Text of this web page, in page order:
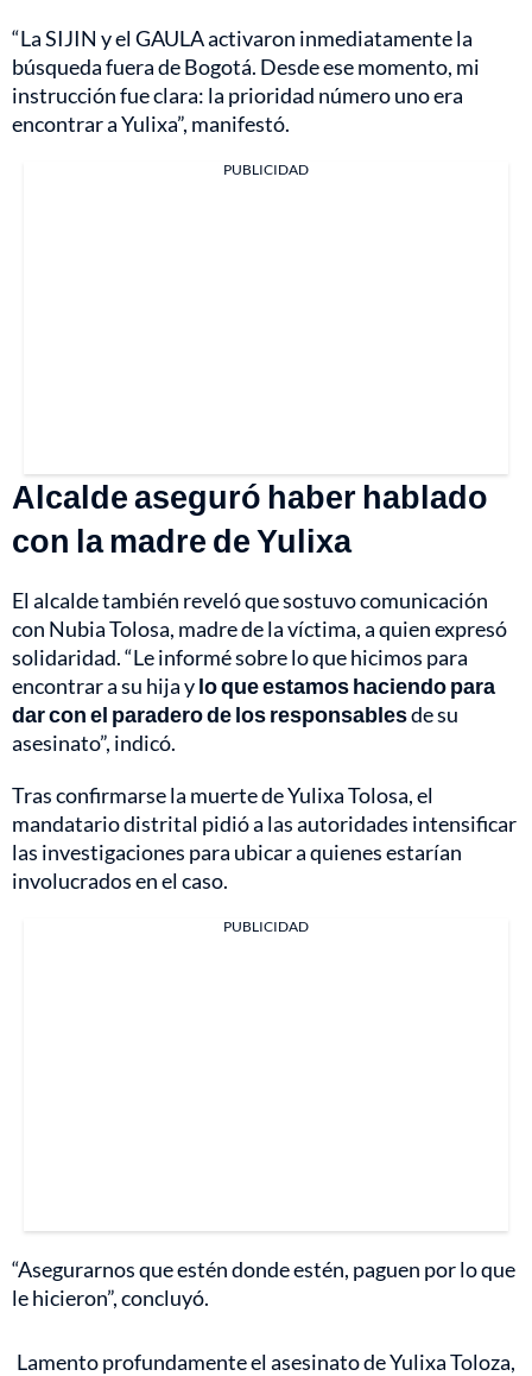
“La SIJIN y el GAULA activaron inmediatamente la
búsqueda fuera de Bogotá. Desde ese momento, mi
instrucción fue clara: la prioridad número uno era
encontrar a Yulixa”, manifestó.
PUBLICIDAD
Alcalde aseguró haber hablado
con la madre de Yulixa
El alcalde también reveló que sostuvo comunicación
con Nubia Tolosa, madre de la víctima, a quien expresó
solidaridad. “Le informé sobre lo que hicimos para
encontrar a su hija ylo que estamos haciendo para
dar con el paradero de los responsablesde su
asesinato”, indicó.
Tras confirmarse la muerte de Yulixa Tolosa, el
mandatario distrital pidió a las autoridades intensificar
las investigaciones para ubicar a quienes estarían
involucrados en el caso.
PUBLICIDAD
“Asegurarnos que estén donde estén, paguen por lo que
le hicieron”, concluyó.
Lamento profundamente el asesinato de Yulixa Toloza,